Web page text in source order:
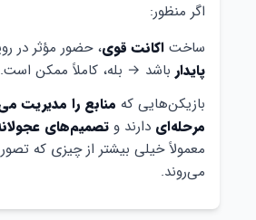
اگر منظور:
ساخت اکانت قوی، حضور مؤثر در
پایدار باشد → بله، کاملاً ممکن است.
بازیکن‌هایی که منابع را مدیریت
مرحله‌ای دارند و تصمیم‌های
معمولاً خیلی بیشتر از چیزی که
می‌روند.